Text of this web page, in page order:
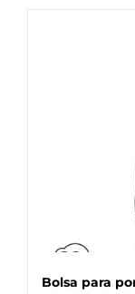
Bolsa para